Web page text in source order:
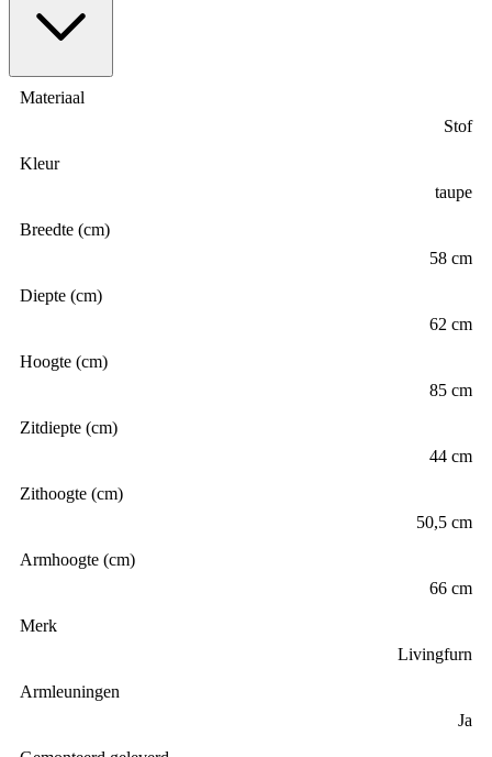
Materiaal
Stof
Kleur
taupe
Breedte (cm)
58 cm
Diepte (cm)
62 cm
Hoogte (cm)
85 cm
Zitdiepte (cm)
44 cm
Zithoogte (cm)
50,5 cm
Armhoogte (cm)
66 cm
Merk
Livingfurn
Armleuningen
Ja